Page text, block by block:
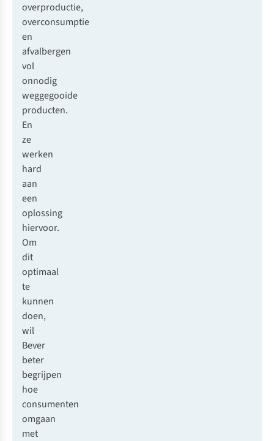
overproductie,
overconsumptie
en
afvalbergen
vol
onnodig
weggegooide
producten.
En
ze
werken
hard
aan
een
oplossing
hiervoor.
Om
dit
optimaal
te
kunnen
doen,
wil
Bever
beter
begrijpen
hoe
consumenten
omgaan
met